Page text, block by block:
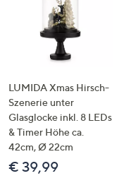
LUMIDA Xmas Hirsch-
Szenerie unter
Glasglocke inkl. 8 LEDs
& Timer Höhe ca.
42cm, Ø 22cm
€ 39,99